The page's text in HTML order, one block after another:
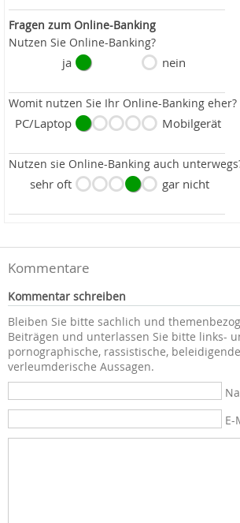
Fragen zum Online-Banking
Nutzen Sie Online-Banking?
ja nein
Womit nutzen Sie Ihr Online-Banking eher?
PC/Laptop Mobilgerät
Nutzen sie Online-Banking auch
sehr oft gar nicht
Kommentare
Kommentar schreiben
Bleiben Sie bitte sachlich und
Beiträgen und unterlassen Sie bitte links-
pornographische, rassistische,
verleumderische Aussagen.
E-